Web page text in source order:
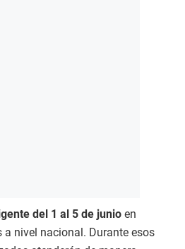
del 1 al 5 de junio en
a nivel nacional. Durante esos